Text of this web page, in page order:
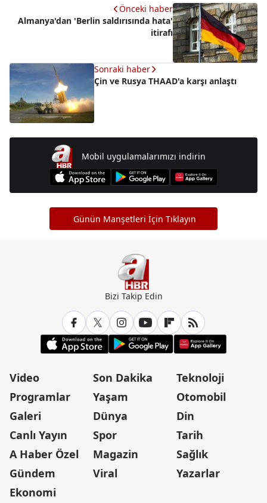
Önceki haber
Almanya'dan 'Berlin saldırısında hata'
itirafı
Sonraki haber
Çin ve Rusya THAAD'a karşı anlaştı
Mobil uygulamalarımızı indirin
Günün Manşetleri İçin Tıklayın
Bizi Takip Edin
Video
Programlar
Galeri
Canlı Yayın
A Haber Özel
Gündem
Ekonomi
Son Dakika
Yaşam
Dünya
Spor
Magazin
Viral
Teknoloji
Otomobil
Din
Tarih
Sağlık
Yazarlar